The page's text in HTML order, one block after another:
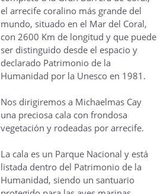
el arrecife coralino más grande del
mundo, situado en el Mar del Coral,
con 2600 Km de longitud y que puede
ser distinguido desde el espacio y
declarado Patrimonio de la
Humanidad por la Unesco en 1981.
Nos dirigiremos a Michaelmas Cay
una preciosa cala con frondosa
vegetación y rodeadas por arrecife.
La cala es un Parque Nacional y está
listada dentro del Patrimonio de la
Humanidad, siendo un santuario